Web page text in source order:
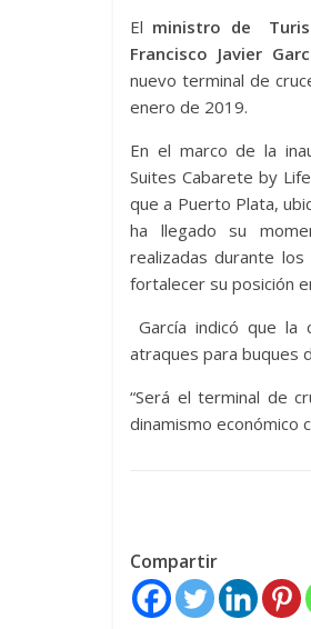
El ministro de
Francisco Javier
nuevo terminal de
enero de 2019.
En el marco de la
Suites Cabarete by
que a Puerto Plata,
ha llegado su
realizadas durante
fortalecer su posición
García indicó que la
atraques para buques
“Será el terminal de
dinamismo económico
Compartir